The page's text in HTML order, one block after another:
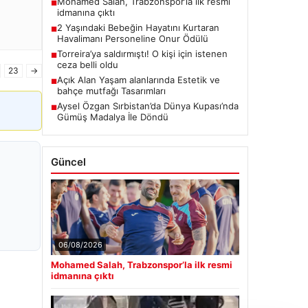
23 →
■
idmanına çıktı
■2 Yaşındaki Bebeğin Hayatını Kurtaran
Havalimanı Personeline Onur Ödülü
■Torreira’ya saldırmıştı! O kişi için istenen
ceza belli oldu
■Açık Alan Yaşam alanlarında Estetik ve
bahçe mutfağı Tasarımları
■Aysel Özgan Sırbistan’da Dünya Kupası’nda
Gümüş Madalya İle Döndü
Güncel
06/08/2026
Mohamed Salah, Trabzonspor’la ilk resmi
idmanına çıktı